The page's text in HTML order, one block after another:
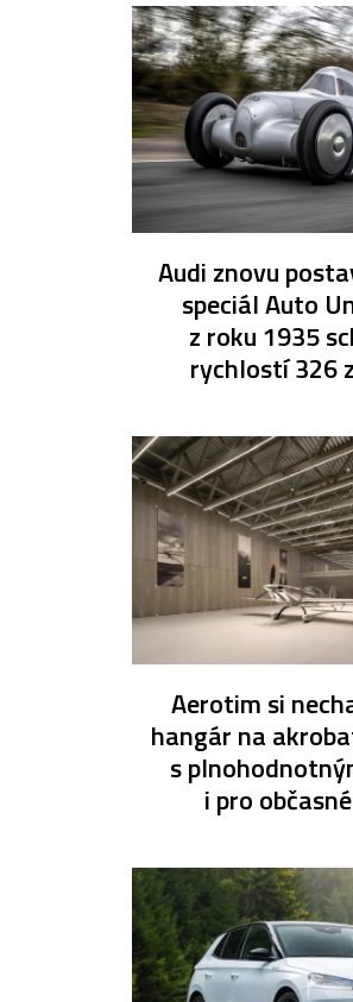
Audi znovu
speciál Auto
z roku 1935
rychlostí 326
Aerotim si
hangár na
s
i pro